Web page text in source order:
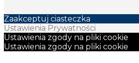
Zaakceptuj ciasteczka
Ustawienia Prywatności
Ustawienia zgody na pliki cookie
Ustawienia zgody na pliki cookie